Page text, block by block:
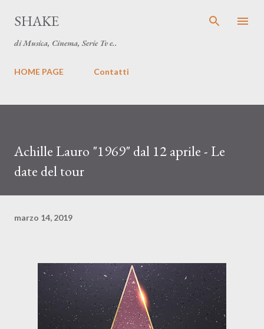
SHAKE
di Musica, Cinema, Serie Tv e..
HOME PAGE Contatti
Achille Lauro "1969" dal 12 aprile - Le
date del tour
marzo 14, 2019